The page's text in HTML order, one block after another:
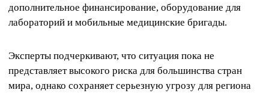
дополнительное финансирование, оборудование для
лабораторий и мобильные медицинские бригады.
Эксперты подчеркивают, что ситуация пока не
представляет высокого риска для большинства стран
мира, однако сохраняет серьезную угрозу для региона